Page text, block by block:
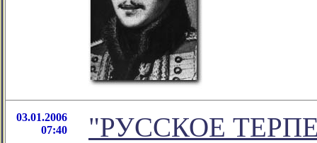
03.01.2006
07:40
"РУССКОЕ